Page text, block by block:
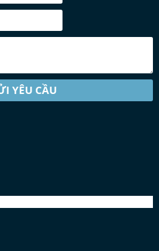
YÊU CẦU